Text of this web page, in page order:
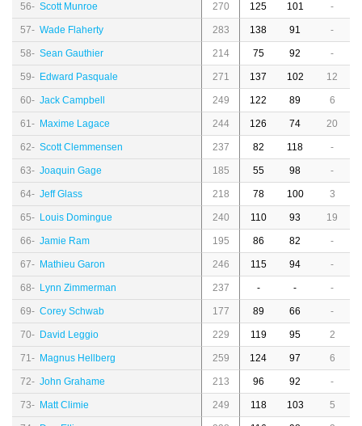
56- Scott Munroe 270 125 101 -
57- Wade Flaherty 283 138 91 -
58- Sean Gauthier 214 75 92 -
59- Edward Pasquale 271 137 102 12
60- Jack Campbell 249 122 89 6
61- Maxime Lagace 244 126 74 20
62- Scott Clemmensen 237 82 118 -
63- Joaquin Gage 185 55 98 -
64- Jeff Glass 218 78 100 3
65- Louis Domingue 240 110 93 19
66- Jamie Ram 195 86 82 -
67- Mathieu Garon 246 115 94 -
68- Lynn Zimmerman 237 - - -
69- Corey Schwab 177 89 66 -
70- David Leggio 229 119 95 2
71- Magnus Hellberg 259 124 97 6
72- John Grahame 213 96 92 -
73- Matt Climie 249 118 103 5